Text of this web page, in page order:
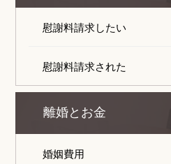
慰謝料請求したい
慰謝料請求された
離婚とお金
婚姻費用